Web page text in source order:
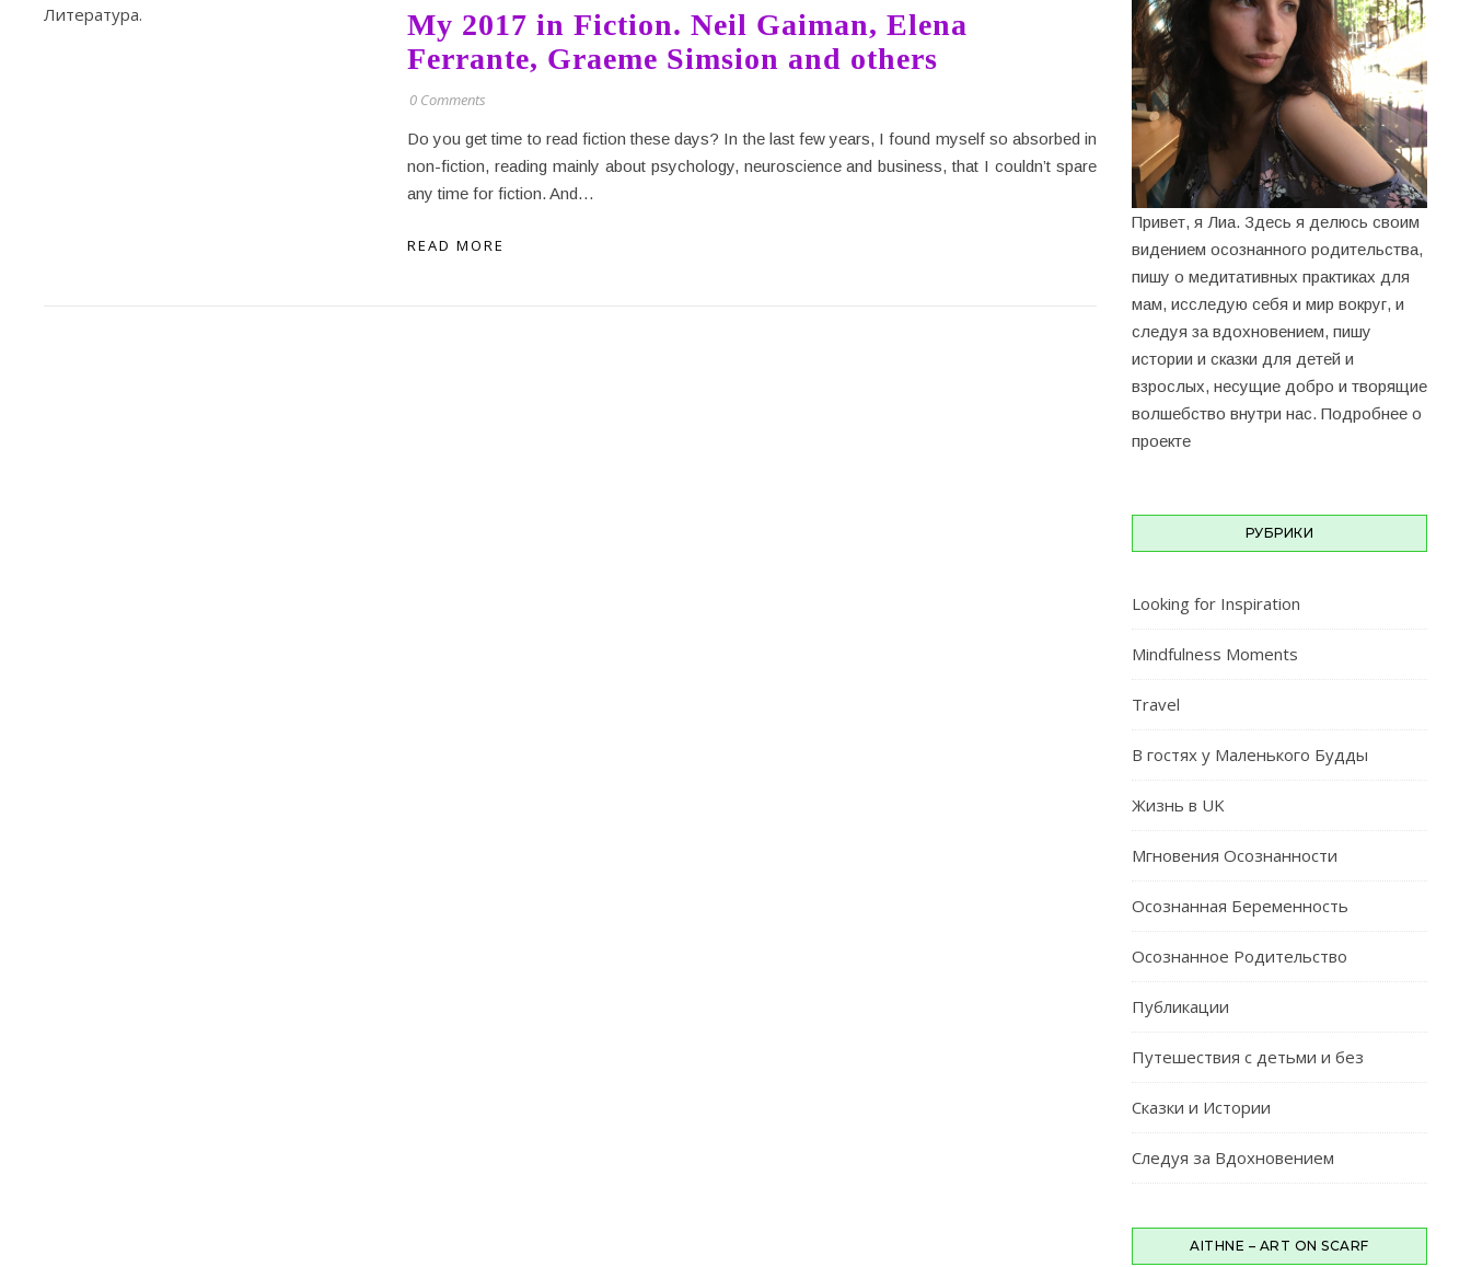
My 2017 in Fiction. Neil Gaiman, Elena
Ferrante, Graeme Simsion and others
0 Comments
Do you get time to read fiction these days? In the last few years, I found myself so absorbed in
non-fiction, reading mainly about psychology, neuroscience and business, that I couldn’t spare
any time for fiction. And…
READ MORE
Привет, я Лиа. Здесь я делюсь своим
видением осознанного родительства,
пишу о медитативных практиках для
мам, исследую себя и мир вокруг, и
cледуя за вдохновением, пишу
истории и сказки для детей и
взрослых, несущие добро и творящие
волшебство внутри нас. Подробнее о
проекте
РУБРИКИ
Looking for Inspiration
Mindfulness Moments
Travel
В гостях у Маленького Будды
Жизнь в UK
Мгновения Осознанности
Осознанная Беременность
Осознанное Родительство
Публикации
Путешествия c детьми и без
Сказки и Истории
Следуя за Вдохновением
AITHNE – ART ON SCARF